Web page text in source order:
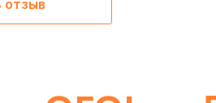
отзыв